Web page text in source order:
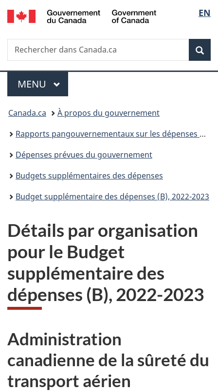
Passer
au
principal
Passer
à
Au
du
Passer
à
version
simplifiée
de
la
EN
Recherche
Rechercher
dans
Menu
MENU PRINCIPAL
Vous
êtes
ici :
Canada.ca
À propos du gouvernement
Rapports pangouvernementaux sur les dépenses et les activités
Dépenses prévues du gouvernement
Budgets supplémentaires des dépenses
Budget supplémentaire des dépenses (B), 2022-2023
Détails par organisation
pour le Budget
supplémentaire des
dépenses (B), 2022-2023
Administration
canadienne de la sûreté du
transport aérien